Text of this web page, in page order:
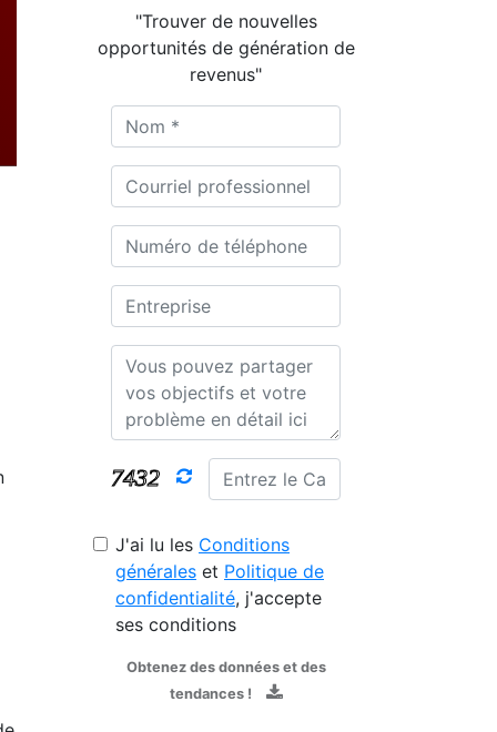
"Trouver de nouvelles
opportunités de génération de
revenus"
J'ai lu les Conditions
générales et Politique de
confidentialité, j'accepte
ses conditions
Obtenez des données et des
tendances !